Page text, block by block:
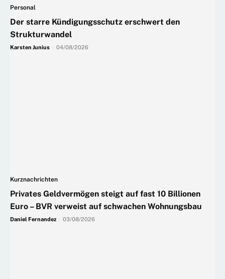
Personal
Der starre Kündigungsschutz erschwert den
Strukturwandel
Karsten Junius 04/08/2026
Kurznachrichten
Privates Geldvermögen steigt auf fast 10 Billionen
Euro – BVR verweist auf schwachen Wohnungsbau
Daniel Fernandez 03/08/2026